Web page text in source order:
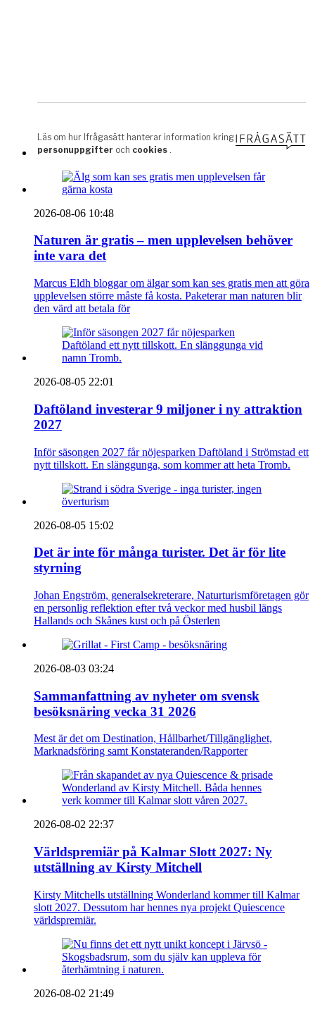
2026-08-06 10:48
Naturen är gratis – men upplevelsen behöver
inte vara det
Marcus Eldh bloggar om älgar som kan ses gratis men att göra
upplevelsen större måste få kosta. Paketerar man naturen blir
den värd att betala för
2026-08-05 22:01
Daftöland investerar 9 miljoner i ny attraktion
2027
Inför säsongen 2027 får nöjesparken Daftöland i Strömstad ett
nytt tillskott. En slänggunga, som kommer att heta Tromb.
2026-08-05 15:02
Det är inte för många turister. Det är för lite
styrning
Johan Engström, generalsekreterare, Naturturismföretagen gör
en personlig reflektion efter två veckor med husbil längs
Hallands och Skånes kust och på Österlen
2026-08-03 03:24
Sammanfattning av nyheter om svensk
besöksnäring vecka 31 2026
Mest är det om Destination, Hållbarhet/Tillgänglighet,
Marknadsföring samt Konstateranden/Rapporter
2026-08-02 22:37
Världspremiär på Kalmar Slott 2027: Ny
utställning av Kirsty Mitchell
Kirsty Mitchells utställning Wonderland kommer till Kalmar
slott 2027. Dessutom har hennes nya projekt Quiescence
världspremiär.
2026-08-02 21:49